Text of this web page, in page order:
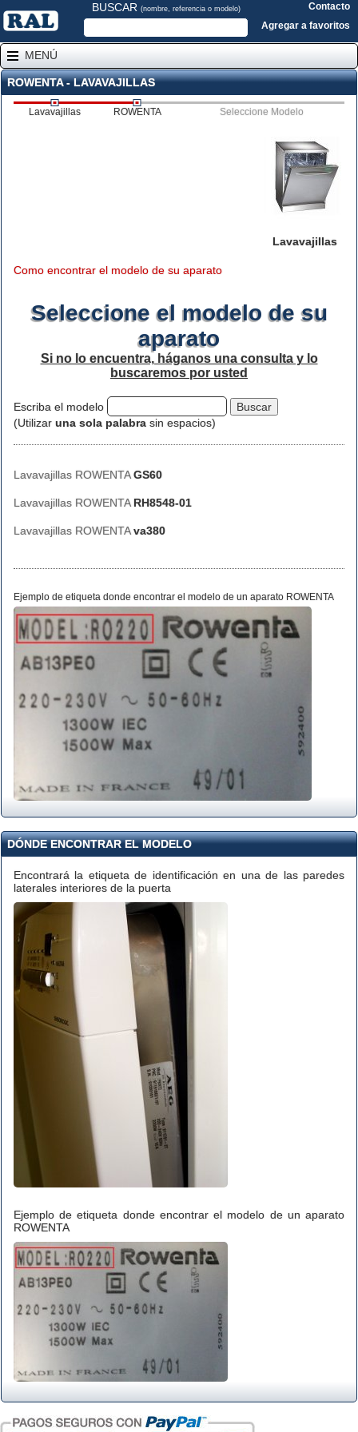
BUSCAR (nombre, referencia o modelo)
Contacto
Agregar a favoritos
MENÚ
ROWENTA - LAVAVAJILLAS
Lavavajillas ROWENTA Seleccione Modelo
Lavavajillas
Como encontrar el modelo de su aparato
Seleccione el modelo de su
aparato
Si no lo encuentra, háganos una consulta y lo
buscaremos por usted
Escriba el modelo
(Utilizar una sola palabra sin espacios)
Lavavajillas ROWENTAGS60
Lavavajillas ROWENTA RH8548-01
Lavavajillas ROWENTAva380
Ejemplo de etiqueta donde encontrar el modelo de un aparato ROWENTA
DÓNDE ENCONTRAR EL MODELO
Encontrará la etiqueta de identificación en una de las paredes
laterales interiores de la puerta
Ejemplo de etiqueta donde encontrar el modelo de un aparato
ROWENTA